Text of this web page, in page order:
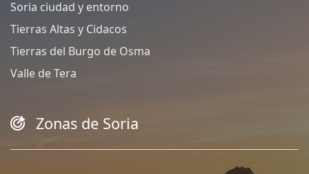
Soria ciudad y entorno
Tierras Altas y Cidacos
Tierras del Burgo de Osma
Valle de Tera
Zonas de Soria